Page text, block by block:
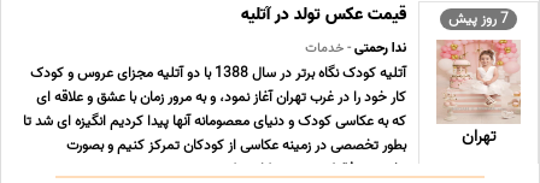
7 روز پیش
تهران
قیمت عکس تولد در آتلیه
ندا رحمتی- خدمات
آتلیه کودک نگاه برتر در سال 1388 با دو آتلیه مجزای عروس و کودک
کار خود را در غرب تهران آغاز نمود، و به مرور زمان با عشق و علاقه ای
که به عکاسی کودک و دنیای معصومانه آنها پیدا کردیم انگیزه ای شد تا
بطور تخصصی در زمینه عکاسی از کودکان تمرکز کنیم و بصورت
تخصصی فقط در زمینه عکاسی کود ... ...